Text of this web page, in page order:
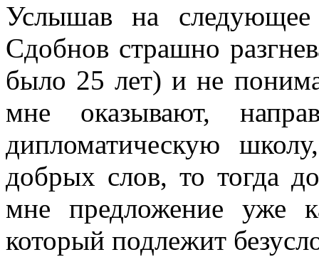
Услышав на следующее
Сдобнов страшно
было 25 лет) и не
мне оказывают,
дипломатическую
добрых слов, то тогда
мне предложение уже
который подлежит